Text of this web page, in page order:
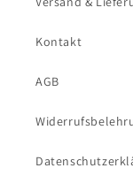
Kontakt
AGB